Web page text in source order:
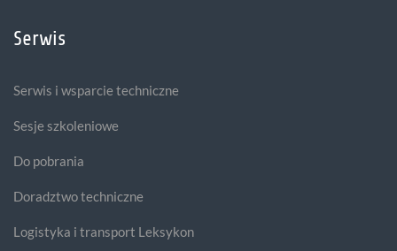
Serwis
Serwis i wsparcie techniczne
Sesje szkoleniowe
Do pobrania
Doradztwo techniczne
Logistyka i transport Leksykon